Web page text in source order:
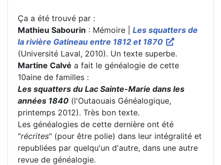
Ça a été trouvé par :
Mathieu Sabourin : Mémoire | Les squatters de
la rivière Gatineau entre 1812 et 1870
(Université Laval, 2010). Un texte superbe.
Martine Calvé a fait le généalogie de cette
10aine de familles :
Les squatters du Lac Sainte-Marie dans les
années 1840 (l'Outaouais Généalogique,
printemps 2012). Très bon texte.
Les généalogies de cette dernière ont été
"récrites" (pour être polie) dans leur intégralité et
republiées par quelqu'un d'autre, dans une autre
revue de généalogie.